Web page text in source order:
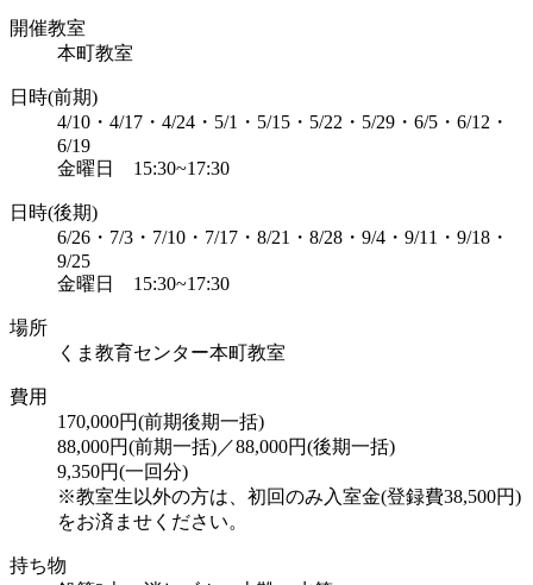
開催教室
本町教室
日時(前期)
4/10・4/17・4/24・5/1・5/15・5/22・5/29・6/5・6/12・
6/19
金曜日 15:30~17:30
日時(後期)
6/26・7/3・7/10・7/17・8/21・8/28・9/4・9/11・9/18・
9/25
金曜日 15:30~17:30
場所
くま教育センター本町教室
費用
170,000円(前期後期一括)
88,000円(前期一括)／88,000円(後期一括)
9,350円(一回分)
※教室生以外の方は、初回のみ入室金(登録費38,500円)
をお済ませください。
持ち物